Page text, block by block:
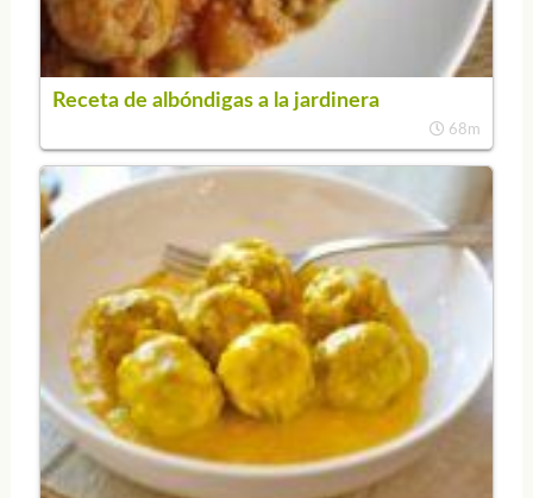
Receta de albóndigas a la jardinera
68m